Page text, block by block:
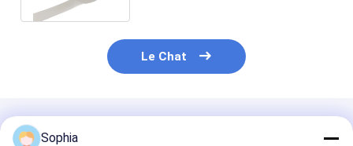
Le Chat
Produits Recommandés
Sophia